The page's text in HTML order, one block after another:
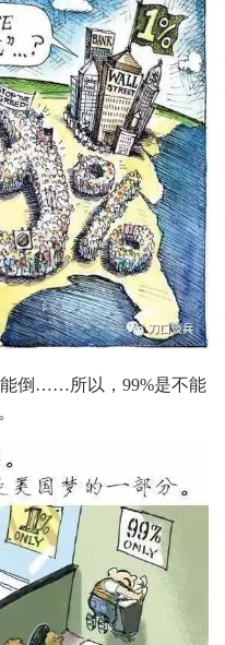
倒……所以，99%是不能